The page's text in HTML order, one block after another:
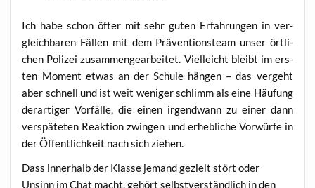
Ich habe schon öfter mit sehr guten Erfah­run­gen in ver­
gleich­ba­ren Fäl­len mit dem Prä­ven­ti­ons­team unser ört­li­
chen Poli­zei zusam­men­ge­ar­bei­tet. Viel­leicht bleibt im ers­
ten Moment etwas an der Schu­le hän­gen – das ver­geht
aber schnell und ist weit weni­ger schlimm als eine Häu­fung
der­ar­ti­ger Vor­fäl­le, die einen irgend­wann zu einer dann
ver­spä­te­ten Reak­ti­on zwin­gen und erheb­li­che Vor­wür­fe in
der Öffent­lich­keit nach sich ziehen.
Dass inner­halb der Klas­se jemand gezielt stört oder
Unsinn im Chat macht, gehört selbst­ver­ständ­lich in den